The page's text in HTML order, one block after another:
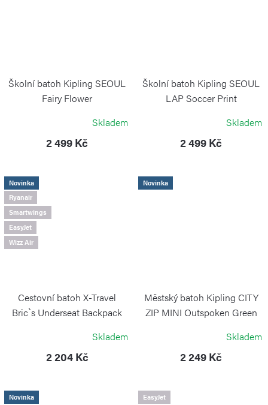
Školní batoh Kipling SEOUL
Fairy Flower
Skladem
2 499 Kč
Školní batoh Kipling SEOUL
LAP Soccer Print
Skladem
2 499 Kč
Novinka
Ryanair
Smartwings
EasyJet
Wizz Air
Cestovní batoh X-Travel
Bric`s Underseat Backpack
Skladem
2 204 Kč
Novinka
Městský batoh Kipling CITY
ZIP MINI Outspoken Green
Skladem
2 249 Kč
Novinka EasyJet